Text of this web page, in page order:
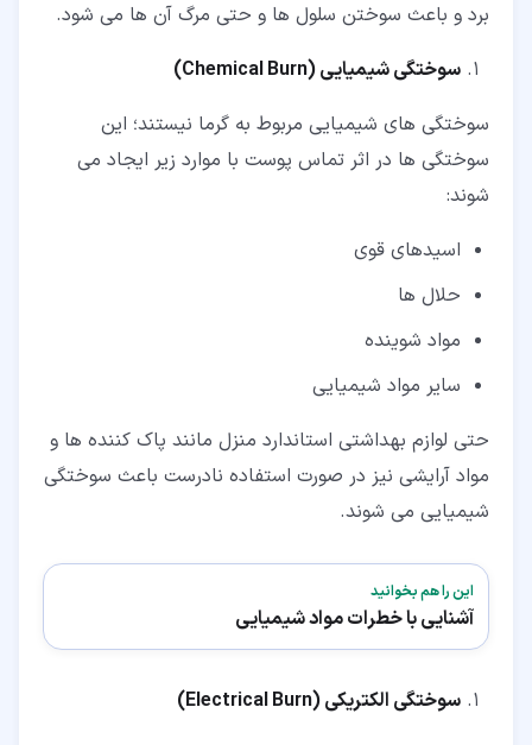
برد و باعث سوختن سلول ها و حتی مرگ آن ها می شود.
سوختگی شیمیایی (Chemical Burn
)
سوختگی های شیمیایی مربوط به گرما نیستند؛ این
سوختگی ها در اثر تماس پوست با موارد زیر ایجاد می
شوند:
اسیدهای قوی
حلال ها
مواد شوینده
سایر مواد شیمیایی
حتی لوازم بهداشتی استاندارد منزل مانند پاک کننده ها و
مواد آرایشی نیز در صورت استفاده نادرست باعث سوختگی
شیمیایی می شوند.
این را هم بخوانید
آشنایی با خطرات مواد شیمیایی
سوختگی الکتریکی (Electrical Burn
)